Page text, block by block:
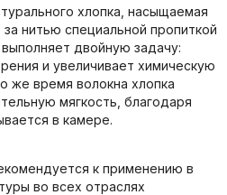
хлопка, насыщаемая
нитью специальной пропиткой
двойную задачу:
и увеличивает химическую
же время волокна хлопка
мягкость, благодаря
в камере.
к применению в
во всех отраслях